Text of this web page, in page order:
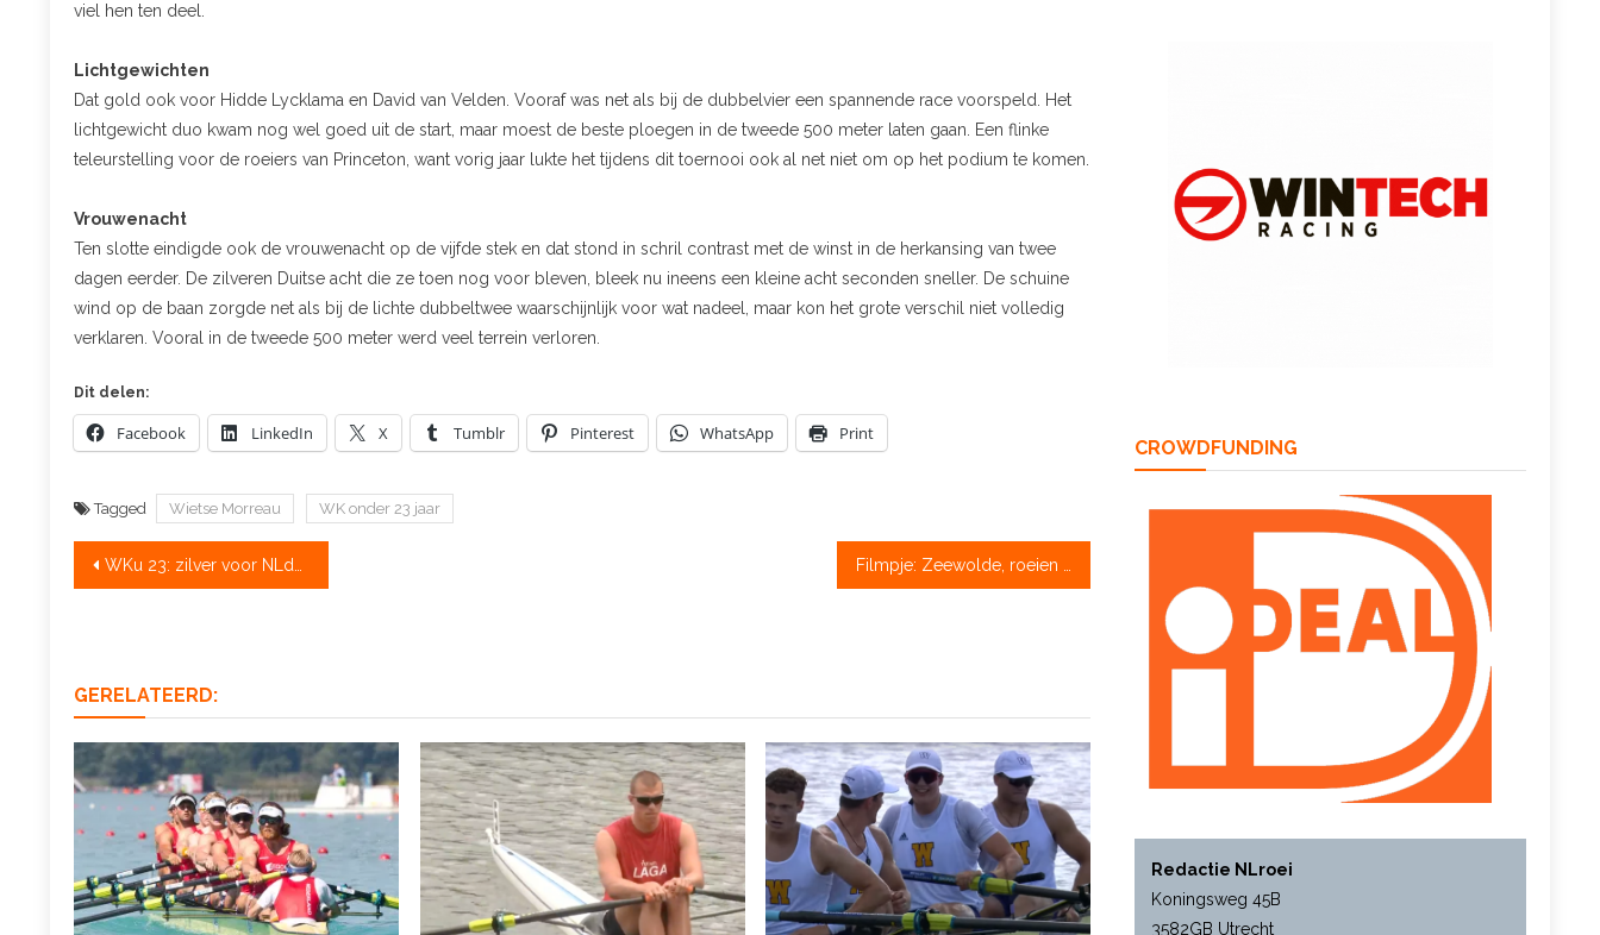
viel hen ten deel.
Lichtgewichten
Dat gold ook voor Hidde Lycklama en David van Velden. Vooraf was net als bij de dubbelvier een spannende race voorspeld. Het
lichtgewicht duo kwam nog wel goed uit de start, maar moest de beste ploegen in de tweede 500 meter laten gaan. Een flinke
teleurstelling voor de roeiers van Princeton, want vorig jaar lukte het tijdens dit toernooi ook al net niet om op het podium te komen.
Vrouwenacht
Ten slotte eindigde ook de vrouwenacht op de vijfde stek en dat stond in schril contrast met de winst in de herkansing van twee
dagen eerder. De zilveren Duitse acht die ze toen nog voor bleven, bleek nu ineens een kleine acht seconden sneller. De schuine
wind op de baan zorgde net als bij de lichte dubbeltwee waarschijnlijk voor wat nadeel, maar kon het grote verschil niet volledig
verklaren. Vooral in de tweede 500 meter werd veel terrein verloren.
Dit delen:
Facebook LinkedIn X Tumblr Pinterest WhatsApp Print
Tagged Wietse Morreau WK onder 23 jaar
Bericht
WKu 23: zilver voor NLdubbelvier, brons en goud voor NL-ers in ‘vreemde’ boten Filmpje: Zeewolde, roeien in rust
GERELATEERD:
CROWDFUNDING
Redactie NLroei
Koningsweg 45B
3582GB Utrecht